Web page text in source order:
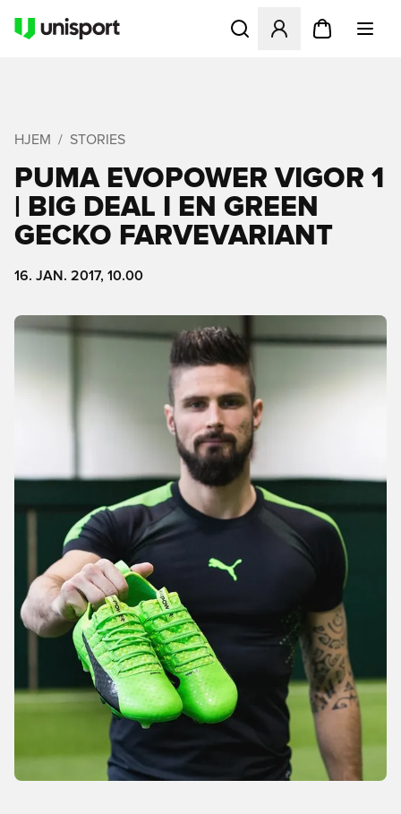
Åbner en Modal til at
HJEM STORIES
PUMA EVOPOWER VIGOR 1
| BIG DEAL I EN GREEN
GECKO FARVEVARIANT
16. JAN. 2017, 10.00